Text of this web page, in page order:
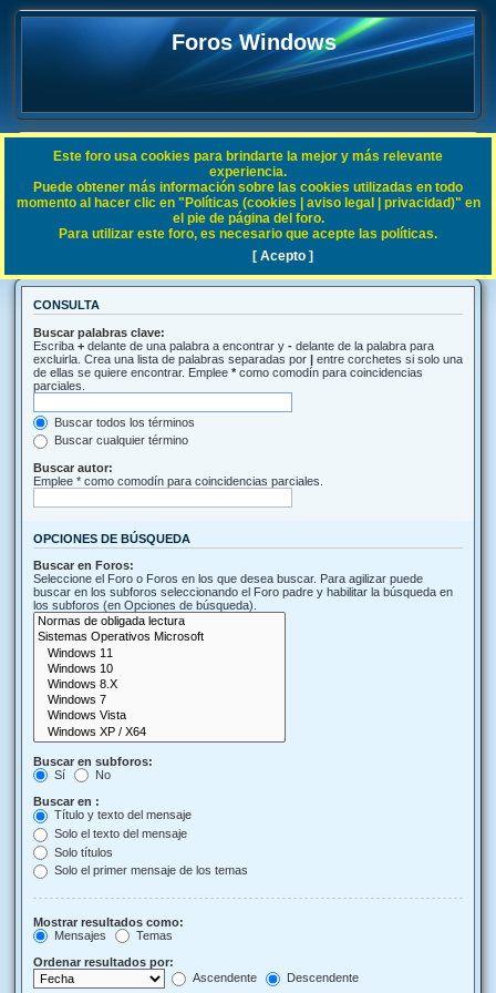
Foros Windows
FAQ
Índice general Buscar
Buscar
CONSULTA
Buscar palabras clave:
Escriba + delante de una palabra a encontrar y - delante de la palabra para
excluirla. Crea una lista de palabras separadas por | entre corchetes si solo una
de ellas se quiere encontrar. Emplee * como comodín para coincidencias
parciales.
Buscar todos los términos
Buscar cualquier término
Buscar autor:
Emplee * como comodín para coincidencias parciales.
OPCIONES DE BÚSQUEDA
Buscar en Foros:
Seleccione el Foro o Foros en los que desea buscar. Para agilizar puede
buscar en los subforos seleccionando el Foro padre y habilitar la búsqueda en
los subforos (en Opciones de búsqueda).
Buscar en subforos:
Sí
No
Buscar en :
Título y texto del mensaje
Solo el texto del mensaje
Solo títulos
Solo el primer mensaje de los temas
Mostrar resultados como:
Mensajes
Temas
Ordenar resultados por:
Ascendente
Descendente
Este foro usa cookies para brindarte la mejor y más relevante
experiencia.
Puede obtener más información sobre las cookies utilizadas en todo
momento al hacer clic en "Políticas (cookies | aviso legal | privacidad)" en
el pie de página del foro.
Para utilizar este foro, es necesario que acepte las políticas.
[ Acepto ]